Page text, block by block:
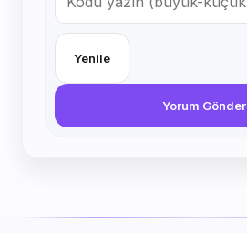
Yenile
Yorum Gönder